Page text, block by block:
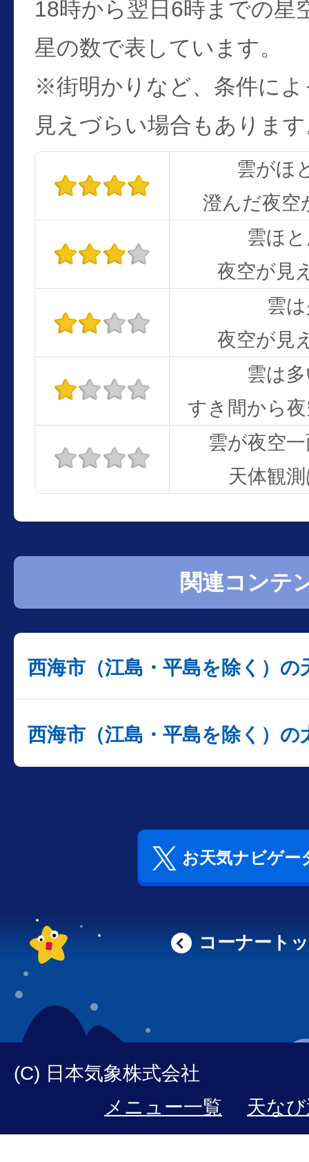
18時から翌日6時までの星
星の数で表しています。
※街明かりなど、条件に
見えづらい場合もありま
雲がほ
澄んだ夜空
雲ほ
夜空が見
雲
夜空が見
雲は
すき間から
雲が夜空
天体観
関連コンテ
西海市（江島・平島を除く）の
西海市（江島・平島を除く）の
お天気ナビゲー
コーナート
(C) 日本気象株式会社
メニュー一覧
天な